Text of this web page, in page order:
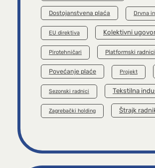
Dostojanstvena plaća Drvna
EU direktiva Kolektivni
Pirotehničari Platformski radnici
Povećanje plaće Projekt
Sezonski radnici Tekstilna
Zagrebački holding Štrajk